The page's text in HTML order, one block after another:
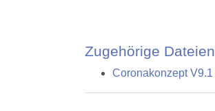
Zugehörige Dateien
Coronakonzept V9.1